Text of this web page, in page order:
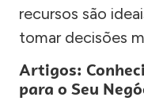
recursos são
tomar decisões
Artigos:
para o Seu